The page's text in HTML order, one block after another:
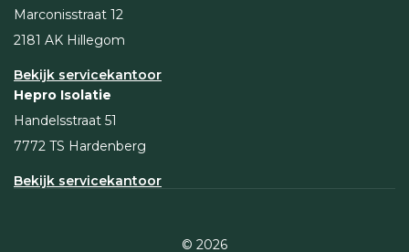
Marconisstraat 12
2181 AK Hillegom
Bekijk servicekantoor
Hepro Isolatie
Handelsstraat 51
7772 TS Hardenberg
Bekijk servicekantoor
© 2026